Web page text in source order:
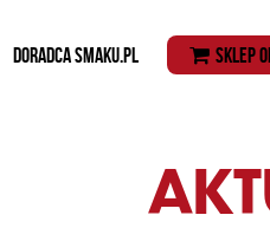
DORADCA SMAKU.PL SKLEP